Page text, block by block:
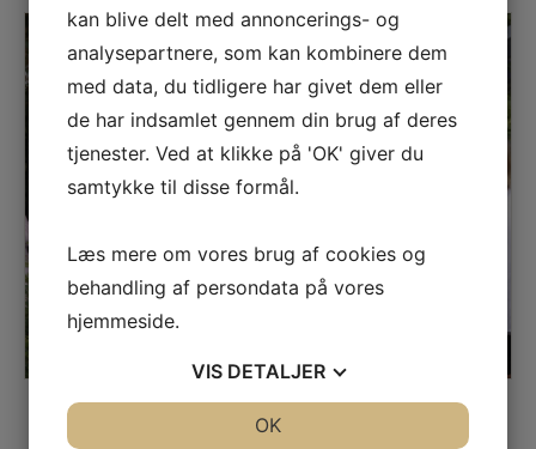
kan blive delt med annoncerings- og
analysepartnere, som kan kombinere dem
med data, du tidligere har givet dem eller
de har indsamlet gennem din brug af deres
tjenester. Ved at klikke på 'OK' giver du
samtykke til disse formål.
Læs mere om vores brug af cookies og
behandling af persondata på vores
hjemmeside.
VIS DETALJER
OK